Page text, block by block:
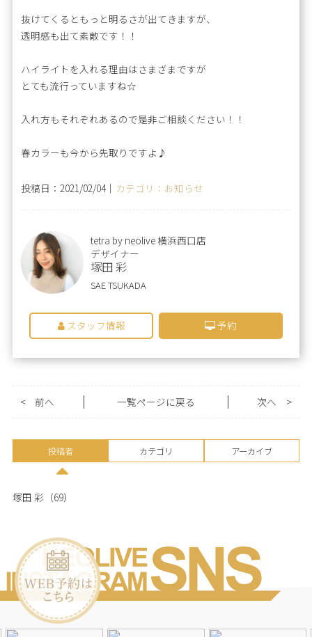
抜けてくるともっと明るさが出てきますが、
透明感も出て素敵です！！
ハイライトを入れる理由はさまざまですが
とても流行っていますね☆
入れ方もそれぞれあるので是非ご相談ください！！
春カラーも今から先取りですよ♪
投稿日：2021/02/04｜ カテゴリ：お知らせ
tetra by neolive 横浜西口店
デザイナー
塚田 彩
SAE TSUKADA
スタッフ情報 予約
< 前へ 一覧ページに戻る >
次へ
投稿者 カテゴリ アーカイブ
塚田 彩 （69）